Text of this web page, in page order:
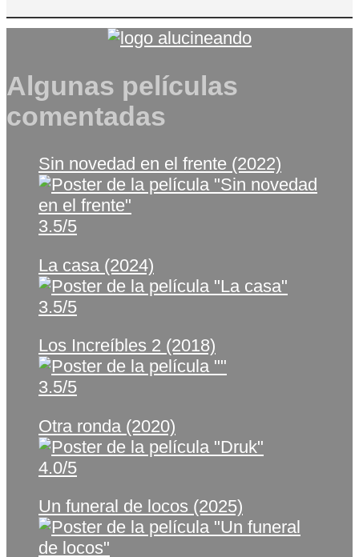
Algunas películas
comentadas
Sin novedad en el frente (2022)
3.5/5
La casa (2024)
3.5/5
Los Increíbles 2 (2018)
3.5/5
Otra ronda (2020)
4.0/5
Un funeral de locos (2025)